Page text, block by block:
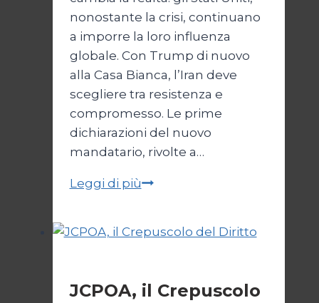
nonostante la crisi, continuano
a imporre la loro influenza
globale. Con Trump di nuovo
alla Casa Bianca, l’Iran deve
scegliere tra resistenza e
compromesso. Le prime
dichiarazioni del nuovo
mandatario, rivolte a…
Leggi di piùTrump
bivio
JCPOA, il Crepuscolo